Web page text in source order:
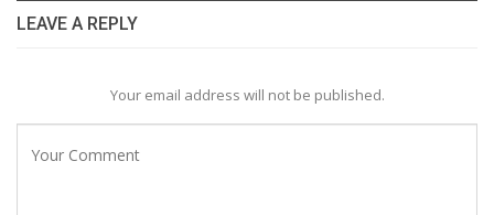
LEAVE A REPLY
Your email address will not be published.